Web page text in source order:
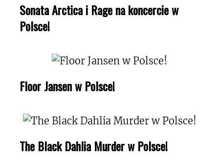
Sonata Arctica i Rage na koncercie w
Polsce!
Floor Jansen w Polsce!
The Black Dahlia Murder w Polsce!